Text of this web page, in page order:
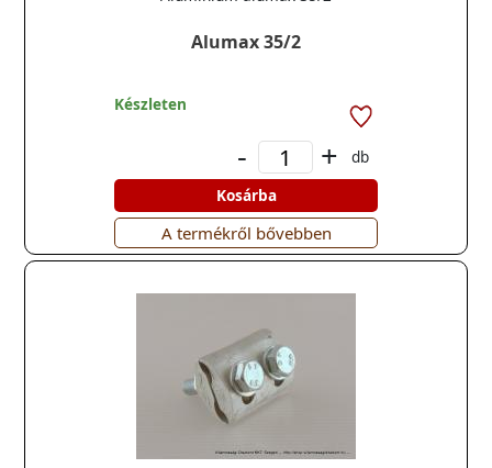
Alumax 35/2
Készleten
- +
db
Kosárba
A termékről bővebben